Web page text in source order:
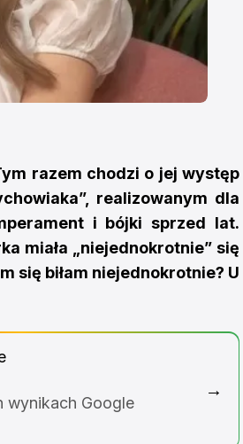
razem chodzi o jej występ
realizowanym dla
i bójki sprzed lat.
miała „niejednokrotnie” się
się biłam niejednokrotnie? U
wynikach Google
→